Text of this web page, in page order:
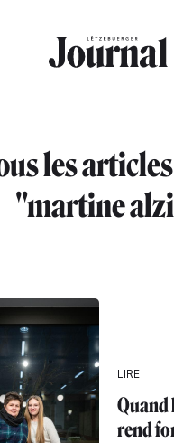
les
"martine
LIRE
Quand
rend